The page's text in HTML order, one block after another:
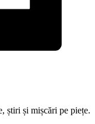
știri și mișcări pe piețe.